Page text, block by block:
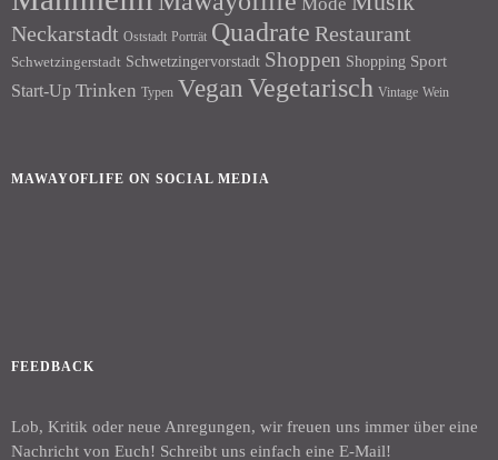
Neckarstadt Oststadt Porträt Quadrate Restaurant
Schwetzingerstadt Schwetzingervorstadt Shoppen Shopping Sport
Start-Up Trinken Typen Vegan Vegetarisch Vintage Wein
MAWAYOFLIFE ON SOCIAL MEDIA
FEEDBACK
Lob, Kritik oder neue Anregungen, wir freuen uns immer über eine
Nachricht von Euch! Schreibt uns einfach eine E-Mail!